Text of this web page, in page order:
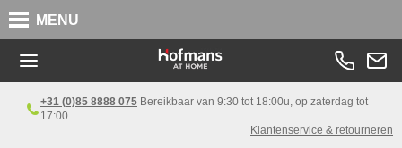
MENU
+31 (0)85 8888 075 Bereikbaar van 9:30 tot 18:00u, op zaterdag tot
17:00
Klantenservice & retourneren